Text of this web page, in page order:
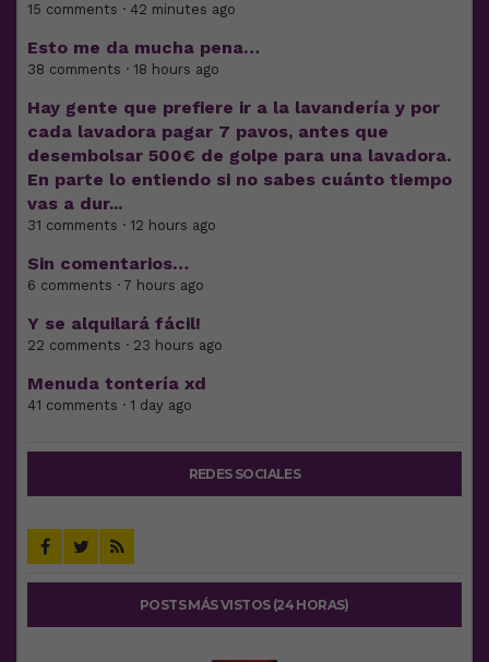
15 comments · 42 minutes ago
Esto me da mucha pena…
38 comments · 18 hours ago
Hay gente que prefiere ir a la lavandería y por
cada lavadora pagar 7 pavos, antes que
desembolsar 500€ de golpe para una lavadora.
En parte lo entiendo si no sabes cuánto tiempo
vas a dur...
31 comments · 12 hours ago
Sin comentarios…
6 comments · 7 hours ago
Y se alquilará fácil!
22 comments · 23 hours ago
Menuda tontería xd
41 comments · 1 day ago
REDES SOCIALES
POSTS MÁS VISTOS (24 HORAS)